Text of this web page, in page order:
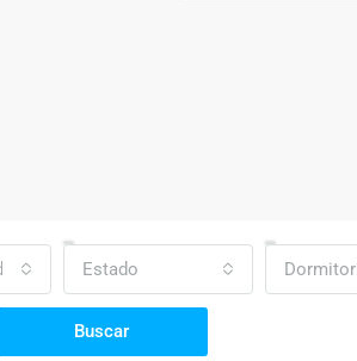
Estado
Buscar